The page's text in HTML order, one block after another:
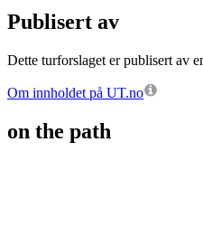
Publisert av
Dette turforslaget er publisert av
Om innholdet på UT.no
on the path